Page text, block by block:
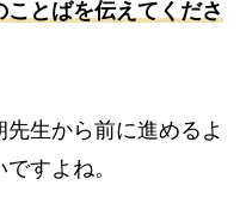
とばを伝えてくださ
生から前に進めるよ
すよね。